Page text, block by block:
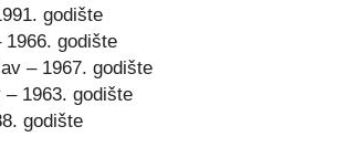
godište
godište
– 1967. godište
1963. godište
godište